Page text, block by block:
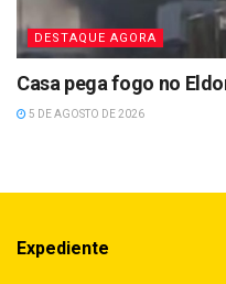
DESTAQUE AGORA
Casa pega fogo no
5 DE AGOSTO DE 2026
Expediente